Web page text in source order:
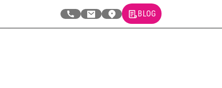
Uslovi korišćenja
Tax Free kupovina
BLOG